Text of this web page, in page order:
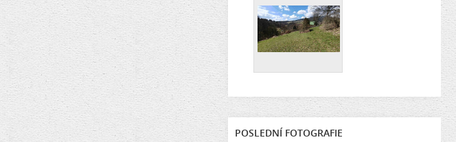
POSLEDNÍ FOTOGRAFIE